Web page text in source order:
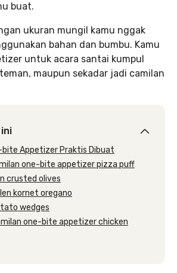
buat.
ukuran mungil kamu nggak
bahan dan bumbu. Kamu
untuk acara santai kumpul
maupun sekadar jadi camilan
bite Appetizer Praktis Dibuat
one-bite appetizer pizza puff
crusted olives
kornet oregano
wedges
one-bite appetizer chicken